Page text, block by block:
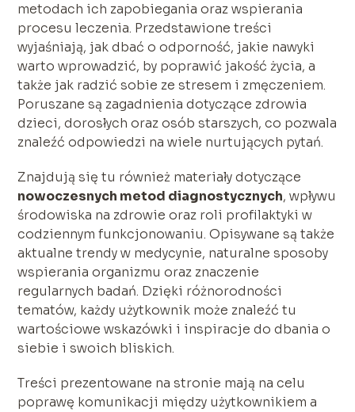
metodach ich zapobiegania oraz wspierania
procesu leczenia. Przedstawione treści
wyjaśniają, jak dbać o odporność, jakie nawyki
warto wprowadzić, by poprawić jakość życia, a
także jak radzić sobie ze stresem i zmęczeniem.
Poruszane są zagadnienia dotyczące zdrowia
dzieci, dorosłych oraz osób starszych, co pozwala
znaleźć odpowiedzi na wiele nurtujących pytań.
Znajdują się tu również materiały dotyczące
nowoczesnych metod diagnostycznych, wpływu
środowiska na zdrowie oraz roli profilaktyki w
codziennym funkcjonowaniu. Opisywane są także
aktualne trendy w medycynie, naturalne sposoby
wspierania organizmu oraz znaczenie
regularnych badań. Dzięki różnorodności
tematów, każdy użytkownik może znaleźć tu
wartościowe wskazówki i inspiracje do dbania o
siebie i swoich bliskich.
Treści prezentowane na stronie mają na celu
poprawę komunikacji między użytkownikiem a